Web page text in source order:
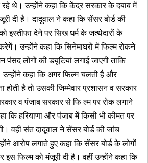
रहे थे। उन्होंने कहा कि केंद्र सरकार के दबाब में
दी है। दादूवाल ने कहा कि सेंसर बोर्ड की
इस्तीफा देने पर सिख धर्म के जत्थेदारों के
उन्होंने कहा कि सिनेमाघरों में फिल्म रोकने
लोगों की डयूटियां लगाई जाएगी ताकि
कहा कि अगर फिल्म चलती है और
होती है तो उसकी जिम्मेवार प्रशासन व सरकार
व पंजाब सरकार से फि ल्म पर रोक लगाने
कि हरियाणा और पंजाब में किसी भी कीमत पर
वहीं संत दादूवाल ने सेंसर बोर्ड की जांच
आरोप लगाते हुए कहा कि सेंसर बोर्ड के लोगों
फिल्म को मंजूरी दी है। वहीं उन्होंने कहा कि